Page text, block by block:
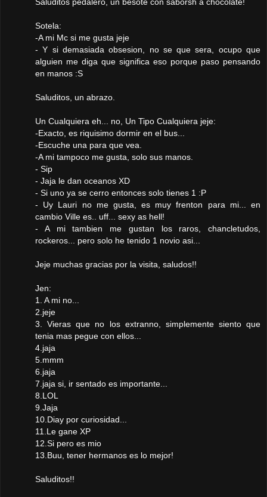
Sotela:
-A mi Mc si me gusta jeje
- Y si demasiada obsesion, no se que sera, ocupo que
alguien me diga que significa eso porque paso pensando
en manos :S
Saluditos, un abrazo.
Un Cualquiera eh... no, Un Tipo Cualquiera jeje:
-Exacto, es riquisimo dormir en el bus...
-Escuche una para que vea.
-A mi tampoco me gusta, solo sus manos.
- Sip
- Jaja le dan oceanos XD
- Si uno ya se cerro entonces solo tienes 1 :P
- Uy Lauri no me gusta, es muy frenton para mi... en
cambio Ville es.. uff... sexy as hell!
- A mi tambien me gustan los raros, chancletudos,
rockeros... pero solo he tenido 1 novio asi...
Jeje muchas gracias por la visita, saludos!!
Jen:
1. A mi no...
2.jeje
3. Vieras que no los extranno, simplemente siento que
tenia mas pegue con ellos...
4.jaja
5.mmm
6.jaja
7.jaja si, ir sentado es importante...
8.LOL
9.Jaja
10.Diay por curiosidad...
11.Le gane XP
12.Si pero es mio
13.Buu, tener hermanos es lo mejor!
Saluditos!!